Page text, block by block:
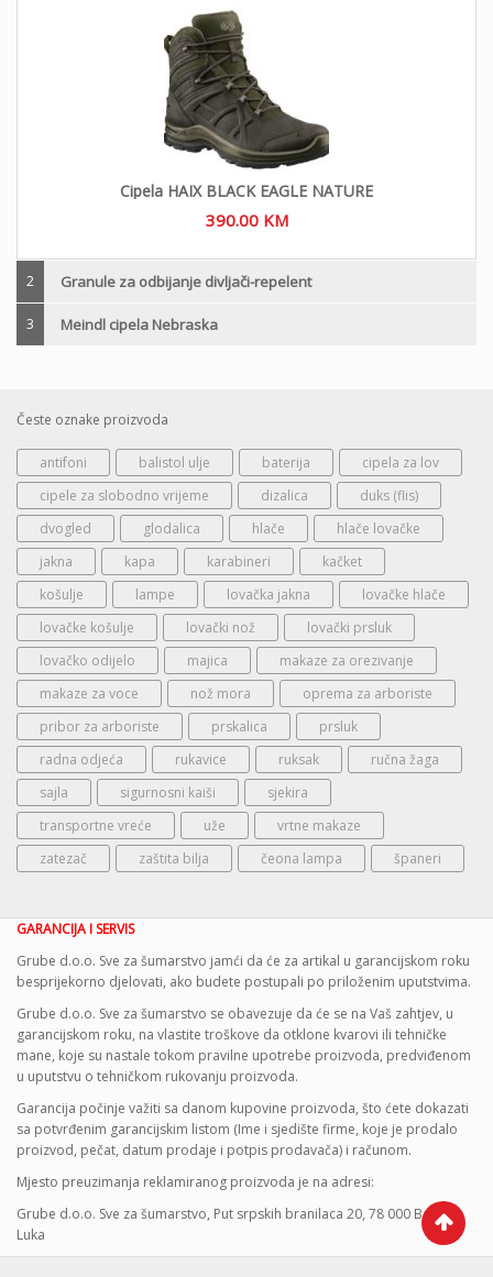
Cipela HAIX BLACK EAGLE NATURE
390.00 KM
2 Granule za odbijanje divljači-repelent
3 Meindl cipela Nebraska
Česte oznake proizvoda
antifoni balistol ulje baterija
cipela za lov
cipele za slobodno vrijeme
dizalica
duks (flis)
dvogled
glodalica hlače
hlače lovačke
jakna
kapa karabineri
kačket
košulje
lampe lovačka jakna
lovačke hlače
lovačke košulje
lovački nož
lovački prsluk
lovačko odijelo
majica
makaze za orezivanje
makaze za voce
nož mora
oprema za arboriste
pribor za arboriste
prskalica
prsluk
radna odjeća
rukavice ruksak
ručna žaga
sajla
sigurnosni kaiši
sjekira
transportne vreće
uže
vrtne makaze
zatezač
zaštita bilja čeona lampa španeri
GARANCIJA I SERVIS
Grube d.o.o. Sve za šumarstvo jamći da će za artikal u garancijskom roku
besprijekorno djelovati, ako budete postupali po priloženim uputstvima.
Grube d.o.o. Sve za šumarstvo se obavezuje da će se na Vaš zahtjev, u
garancijskom roku, na vlastite troškove da otklone kvarovi ili tehničke
mane, koje su nastale tokom pravilne upotrebe proizvoda, predviđenom
u uputstvu o tehničkom rukovanju proizvoda.
Garancija počinje važiti sa danom kupovine proizvoda, što ćete dokazati
sa potvrđenim garancijskim listom (Ime i sjedište firme, koje je prodalo
proizvod, pečat, datum prodaje i potpis prodavača) i računom.
Mjesto preuzimanja reklamiranog proizvoda je na adresi:
Grube d.o.o. Sve za šumarstvo, Put srpskih branilaca 20, 78 000 Banja
Luka